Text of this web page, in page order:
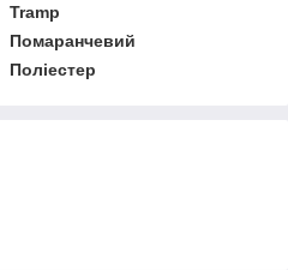
Tramp
Помаранчевий
Поліестер